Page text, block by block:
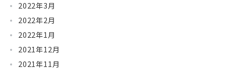
2022年3月
2022年2月
2022年1月
2021年12月
2021年11月